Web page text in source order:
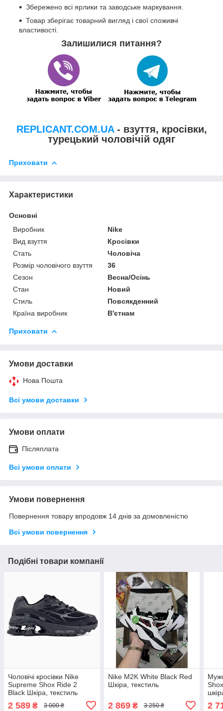
Збережено всі ярлики та заводське маркування.
Товар зберігає товарний вигляд і свої споживчі
властивості.
Залишилися питання?
REPLICANT.COM.UA - взуття, кросівки,
турецький чоловічій одяг
Приховати
Характеристики
Основні
Виробник
Nike
Вид взуття
Кросівки
Стать
Чоловіча
Розмір чоловічого взуття
36
Сезон
Весна/Осінь
Стан
Новий
Стиль
Повсякденний
Країна виробник
В'єтнам
Приховати
Умови доставки
Нова Пошта
Всі умови доставки
Умови оплати
Післяплата
Всі умови оплати
Умови повернення
Повернення товару впродовж 14 днів за домовленістю
Всі умови повернення
Подібні товари компанії
Чоловічі кросівки Nike
Supreme Shox Ride 2
Black Шкіра, текстиль
2 589 ₴ 3 000 ₴
Nike M2K White Black Red
Шкіра, текстиль
2 869₴ 3 250 ₴ 2